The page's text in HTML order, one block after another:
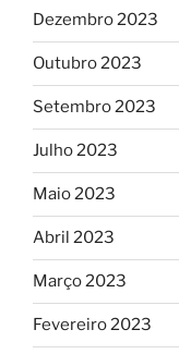
Dezembro 2023
Outubro 2023
Setembro 2023
Julho 2023
Maio 2023
Abril 2023
Março 2023
Fevereiro 2023